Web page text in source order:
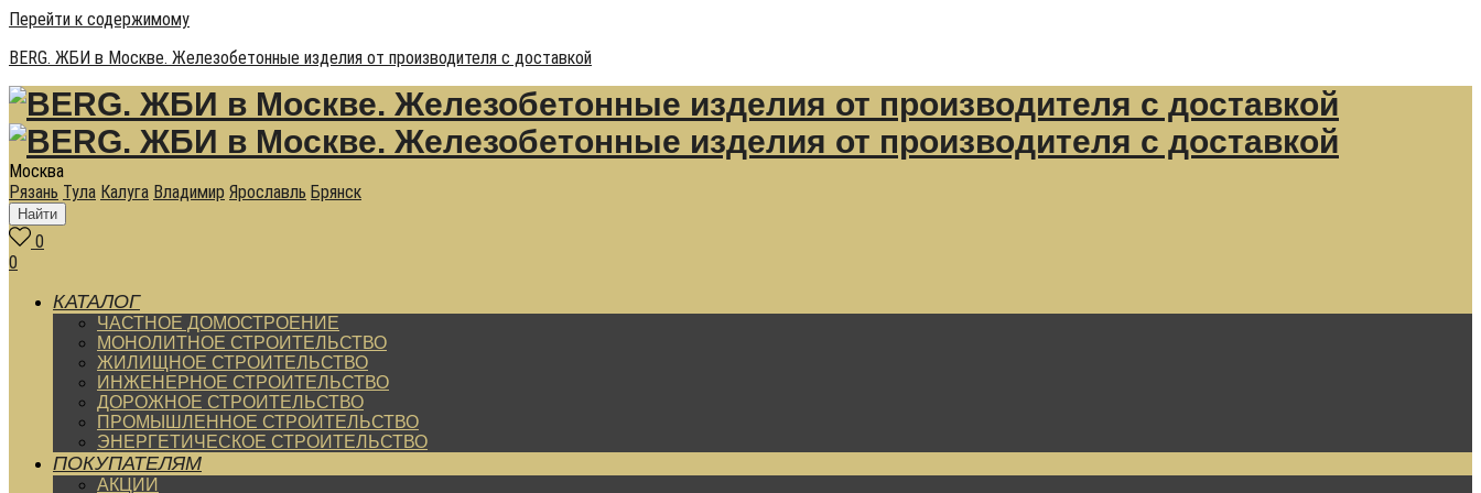
Перейти к содержимому
BERG. ЖБИ в Москве. Железобетонные изделия от производителя с доставкой
Москва
Рязань Тула Калуга Владимир Ярославль Брянск
Найти
0
0
КАТАЛОГ
ЧАСТНОЕ ДОМОСТРОЕНИЕ
МОНОЛИТНОЕ СТРОИТЕЛЬСТВО
ЖИЛИЩНОЕ СТРОИТЕЛЬСТВО
ИНЖЕНЕРНОЕ СТРОИТЕЛЬСТВО
ДОРОЖНОЕ СТРОИТЕЛЬСТВО
ПРОМЫШЛЕННОЕ СТРОИТЕЛЬСТВО
ЭНЕРГЕТИЧЕСКОЕ СТРОИТЕЛЬСТВО
ПОКУПАТЕЛЯМ
АКЦИИ